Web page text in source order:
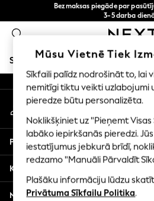
Bezmaksas piegāde par
3-5 darba
Tagad jūs
iepirkties latviešu
SKOLAS APĢĒRBS MEITENES
SCHOOLWEAR
All Boys Schoolwear
Shoes
Trousers
Shorts
Shirts
Polo Shirts
Sweatshirts & Jumpers
An error occurred on client
Mūsu sociālie
Mans konts
Pierakstieties savā kontā
Palīdzība
Konfidencialitāte un juridiskā
Nodaļas
Mūsu Vietnē Tiek
Sīkfaili palīdz nodrošināt to, lai
nemitīgi tiktu veikti uzlabojumi
pieredze būtu personalizēta.
Noklikšķiniet uz "Pieņemt
labāko iepirkšanās pieredzi.
iestatījumus jebkurā brīdī,
redzamo "Manuāli Pārvaldīt
Plašāku informāciju lūdzu
Privātuma Sīkfailu Politika.